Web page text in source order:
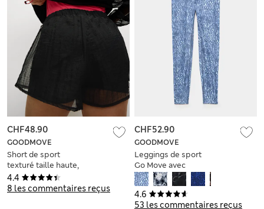
4.4
8 les commentaires reçus
GOODMOVE
Short de sport
texturé taille haute,
effet superposé
CHF48.90
4.6
53 les commentaires reçus
GOODMOVE
Leggings de sport
Go Move avec
imprimé
CHF52.90